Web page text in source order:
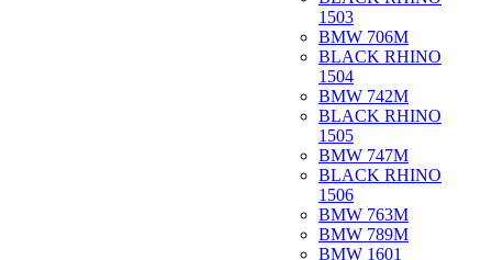
1503
BMW 706M
BLACK RHINO
1504
BMW 742M
BLACK RHINO
1505
BMW 747M
BLACK RHINO
1506
BMW 763M
BMW 789M
BMW 1601